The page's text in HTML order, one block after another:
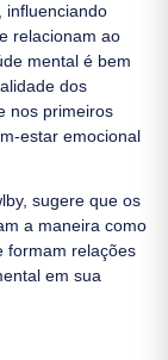
influenciando
relacionam ao
mental é bem
dos
nos primeiros
estar emocional
sugere que os
a maneira como
formam relações
em sua